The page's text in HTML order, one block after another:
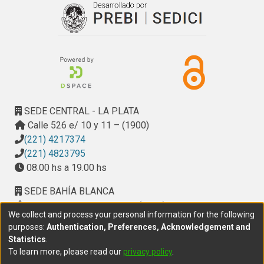
SEDE CENTRAL - LA PLATA
Calle 526 e/ 10 y 11 – (1900)
(221) 4217374
(221) 4823795
08.00 hs a 19.00 hs
SEDE BAHÍA BLANCA
Calle Ciudad de Cali 320 – (8000). Universidad
Provincial del Sudoeste (UPSO)
(291) 459 2550, interno 147
10.00 h a 14.00 h
We collect and process your personal information for the following
purposes: Authentication, Preferences, Acknowledgement and
Statistics
To learn more, please read ourprivacy policy.